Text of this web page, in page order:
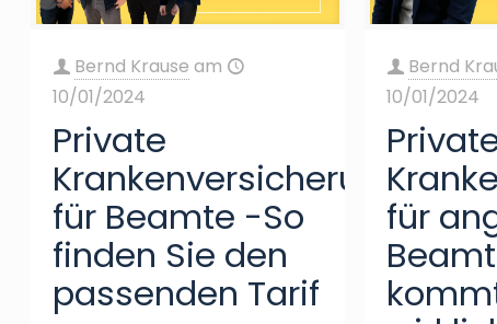
Bernd Krause am
10/01/2024
Private
Krankenversicherung
für Beamte -So
finden Sie den
passenden Tarif
Bernd
10/01/2024
für